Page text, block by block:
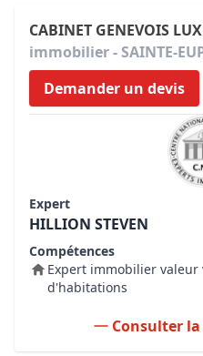
CABINET GENEVOIS
immobilier - SAINTE-
Demander un devis
Expert
HILLION STEVEN
Compétences
Expert immobilier valeur
d'habitations
Consulter